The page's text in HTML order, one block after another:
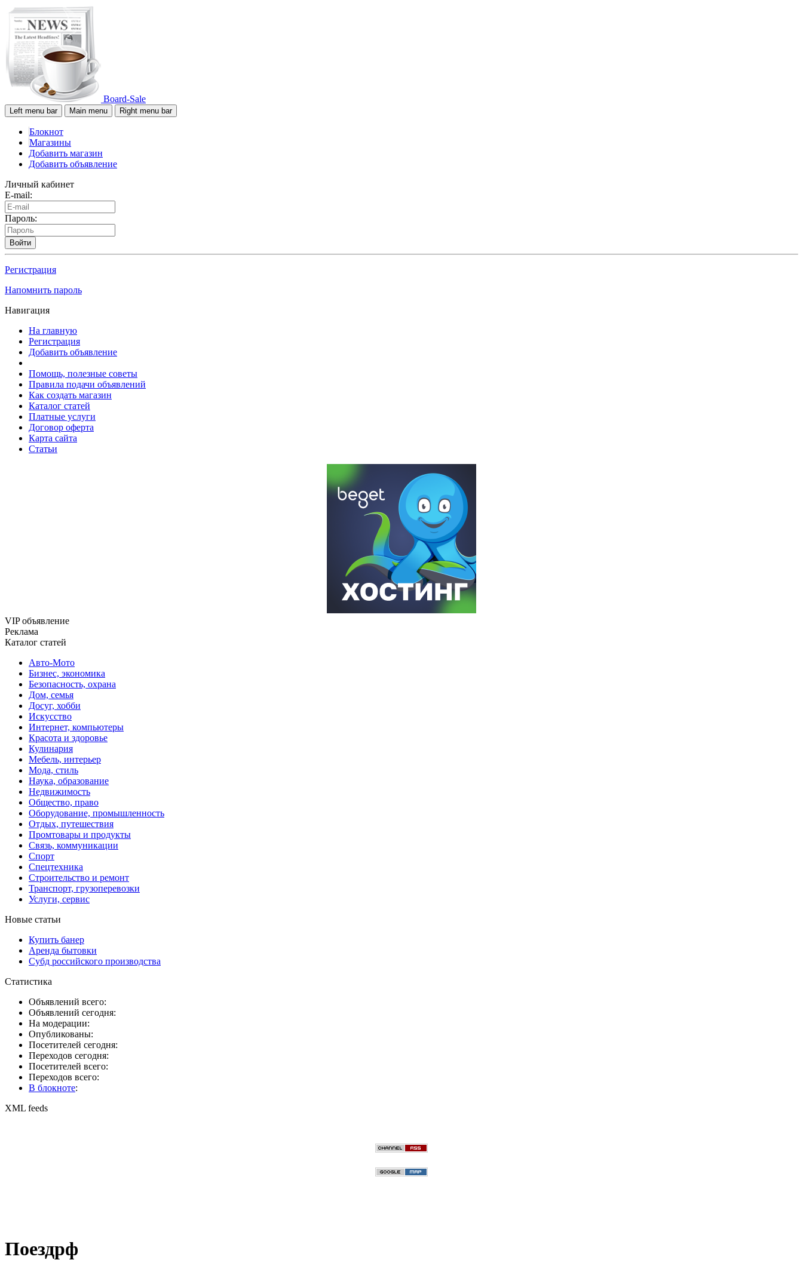
Board-Sale
Left menu bar Main menu Right menu bar
Блокнот
Магазины
Добавить магазин
Добавить объявление
Личный кабинет
E-mail:
Пароль:
Войти
Регистрация
Напомнить пароль
Навигация
На главную
Регистрация
Добавить объявление
Помощь, полезные советы
Правила подачи объявлений
Как создать магазин
Каталог статей
Платные услуги
Договор оферта
Карта сайта
Статьи
VIP объявление
Реклама
Каталог статей
Авто-Мото
Бизнес, экономика
Безопасность, охрана
Дом, семья
Досуг, хобби
Искусство
Интернет, компьютеры
Красота и здоровье
Кулинария
Мебель, интерьер
Мода, стиль
Наука, образование
Недвижимость
Общество, право
Оборудование, промышленность
Отдых, путешествия
Промтовары и продукты
Связь, коммуникации
Спорт
Спецтехника
Строительство и ремонт
Транспорт, грузоперевозки
Услуги, сервис
Новые статьи
Купить банер
Аренда бытовки
Субд российского производства
Статистика
Объявлений всего:
Объявлений сегодня:
На модерации:
Опубликованы:
Посетителей сегодня:
Переходов сегодня:
Посетителей всего:
Переходов всего:
В блокноте:
XML feeds
Поездрф